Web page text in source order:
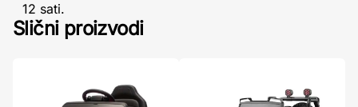
12 sati.
Slični proizvodi